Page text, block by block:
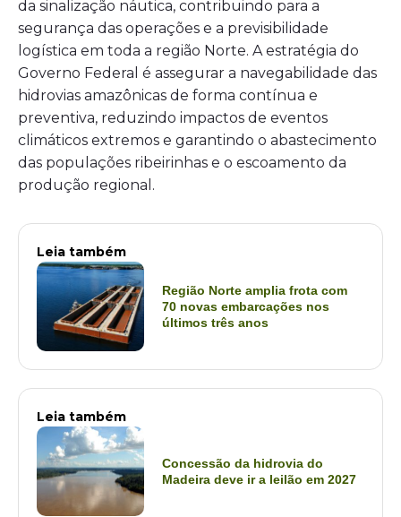
da sinalização náutica, contribuindo para a
segurança das operações e a previsibilidade
logística em toda a região Norte. A estratégia do
Governo Federal é assegurar a navegabilidade das
hidrovias amazônicas de forma contínua e
preventiva, reduzindo impactos de eventos
climáticos extremos e garantindo o abastecimento
das populações ribeirinhas e o escoamento da
produção regional.
Leia também
Região Norte amplia frota com
70 novas embarcações nos
últimos três anos
Leia também
Concessão da hidrovia do
Madeira deve ir a leilão em 2027